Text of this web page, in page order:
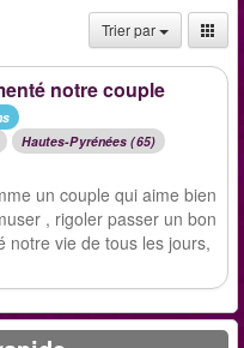
Trier par
notre couple
Hautes-Pyrénées (65)
un couple qui aime bien
, rigoler passer un bon
notre vie de tous les jours,